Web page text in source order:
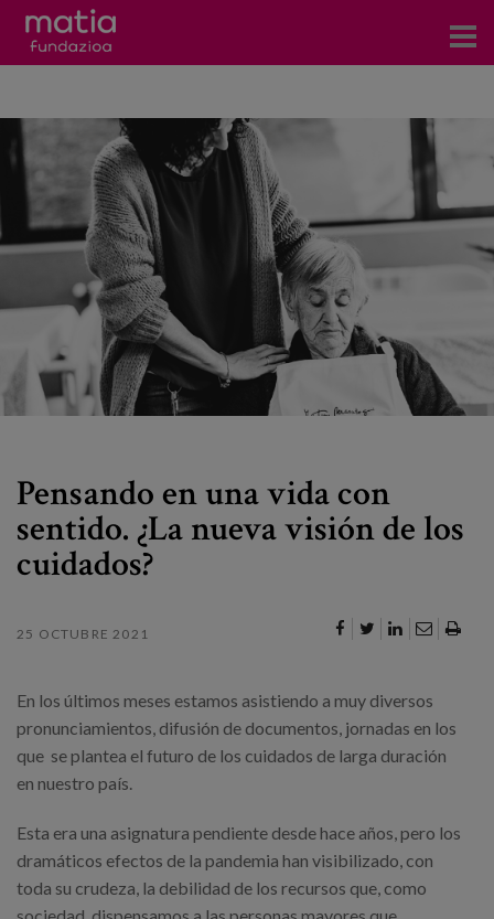
Contacto
Noticias
Prensa
Canal de denuncias
es
Pensando en una vida con
sentido. ¿La nueva visión de los
cuidados?
25 OCTUBRE 2021
En los últimos meses estamos asistiendo a muy diversos
pronunciamientos, difusión de documentos, jornadas en los
que se plantea el futuro de los cuidados de larga duración
en nuestro país.
Esta era una asignatura pendiente desde hace años, pero los
dramáticos efectos de la pandemia han visibilizado, con
toda su crudeza, la debilidad de los recursos que, como